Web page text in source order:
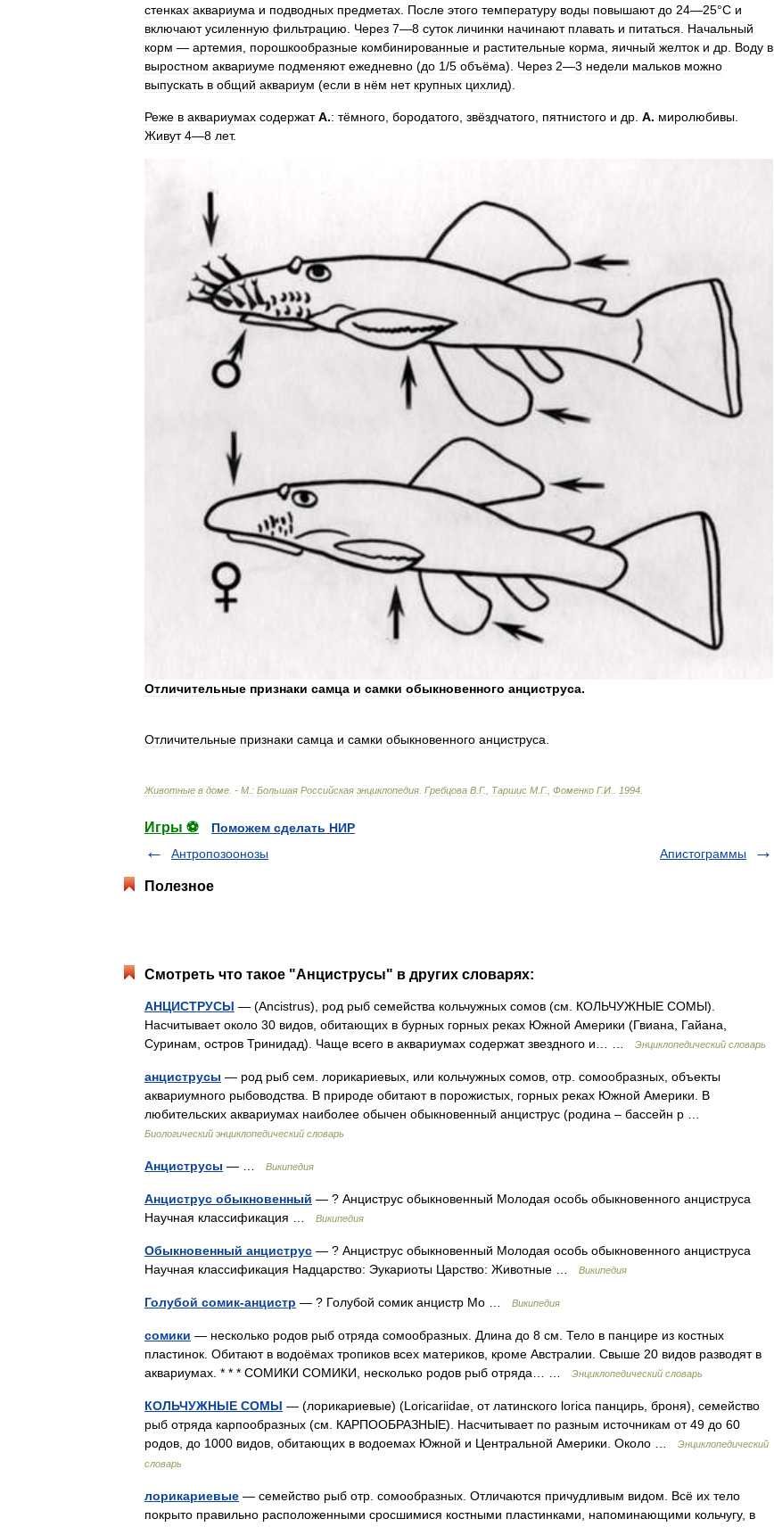
стенках аквариума и подводных предметах После этого температуру воды повышают до 24—25°C и
включают усиленную фильтрацию Через 7—8 суток личинки начинают плавать и питаться
Начальный
корм — артемия порошкообразные комбинированные и растительные корма яичный желток и др Воду в
выростном аквариуме подменяют ежедневно (до 1/5 объёма). Через 2—3 недели мальков можно
выпускать в общий аквариум (если в нём нет крупных цихлид).
Реже в аквариумах содержат А.: тёмного бородатого звёздчатого пятнистого и др А. миролюбивы
Живут 4—8 лет.
Отличительные признаки самца и самки обыкновенного анциструса.
Отличительные признаки самца и самки обыкновенного анциструса
Животные в доме . - М : Большая Российская энциклопедия Гребцова В Г., Таршис М Г., Фоменко Г.И 1994
Игры ⚽
Поможем сделать НИР
Антропозоонозы
Апистограммы
Полезное
Смотреть что такое "Анциструсы" в других словарях:
АНЦИСТРУСЫ — (Ancistrus), род рыб семейства кольчужных сомов (см. КОЛЬЧУЖНЫЕ СОМЫ).
Насчитывает около 30 видов, обитающих в бурных горных реках Южной Америки (Гвиана, Гайана,
Суринам, остров Тринидад). Чаще всего в аквариумах содержат звездного и… …
Энциклопедический словарь
анциструсы — род рыб сем. лорикариевых, или кольчужных сомов, отр. сомообразных, объекты
аквариумного рыбоводства. В природе обитают в порожистых, горных реках Южной Америки. В
любительских аквариумах наиболее обычен обыкновенный анциструс (родина – бассейн р …
Биологический энциклопедический словарь
Анциструсы — … Википедия
Анциструс обыкновенный — ? Анциструс обыкновенный Молодая особь обыкновенного анциструса
Научная классификация …
Википедия
Обыкновенный анциструс — ? Анциструс обыкновенный Молодая особь обыкновенного анциструса
Научная классификация Надцарство: Эукариоты Царство: Животные …
Википедия
Голубой сомик-анцистр — ? Голубой сомик анцистр Мо … Википедия
сомики — несколько родов рыб отряда сомообразных. Длина до 8 см. Тело в панцире из костных
пластинок. Обитают в водоёмах тропиков всех материков, кроме Австралии. Свыше 20 видов разводят в
аквариумах. * * * СОМИКИ СОМИКИ, несколько родов рыб отряда… …
Энциклопедический словарь
КОЛЬЧУЖНЫЕ СОМЫ — (лорикариевые) (Loricariidae, от латинского lorica панцирь, броня), семейство
рыб отряда карпообразных (см. КАРПООБРАЗНЫЕ). Насчитывает по разным источникам от 49 до 60
родов, до 1000 видов, обитающих в водоемах Южной и Центральной Америки. Около …
Энциклопедический
словарь
лорикариевые — семейство рыб отр. сомообразных. Отличаются причудливым видом. Всё их тело
покрыто правильно расположенными сросшимися костными пластинками, напоминающими кольчугу, в